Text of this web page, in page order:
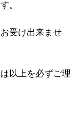
。
受け出来ませ
以上を必ずご理